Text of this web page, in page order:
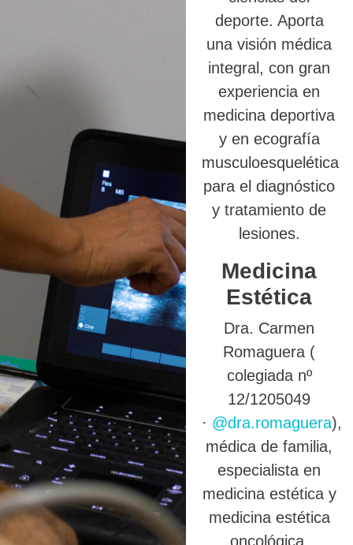
deporte. Aporta
una visión médica
integral, con gran
experiencia en
medicina deportiva
y en ecografía
musculoesquelética
para el diagnóstico
y tratamiento de
lesiones.
Medicina
Estética
Dra. Carmen
Romaguera (
colegiada nº
12/1205049
· @dra.romaguera),
médica de familia,
especialista en
medicina estética y
medicina estética
oncológica.